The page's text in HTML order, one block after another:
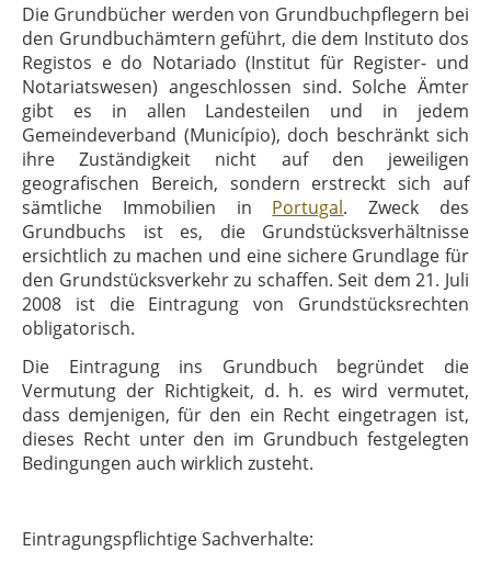
Die Grundbücher werden von Grundbuchpflegern bei
den Grundbuchämtern geführt, die dem Instituto dos
Registos e do Notariado (Institut für Register- und
Notariatswesen) angeschlossen sind. Solche Ämter
gibt es in allen Landesteilen und in jedem
Gemeindeverband (Município), doch beschränkt sich
ihre Zuständigkeit nicht auf den jeweiligen
geografischen Bereich, sondern erstreckt sich auf
sämtliche Immobilien in Portugal. Zweck des
Grundbuchs ist es, die Grundstücksverhältnisse
ersichtlich zu machen und eine sichere Grundlage für
den Grundstücksverkehr zu schaffen. Seit dem 21. Juli
2008 ist die Eintragung von Grundstücksrechten
obligatorisch.
Die Eintragung ins Grundbuch begründet die
Vermutung der Richtigkeit, d. h. es wird vermutet,
dass demjenigen, für den ein Recht eingetragen ist,
dieses Recht unter den im Grundbuch festgelegten
Bedingungen auch wirklich zusteht.
Eintragungspflichtige Sachverhalte: